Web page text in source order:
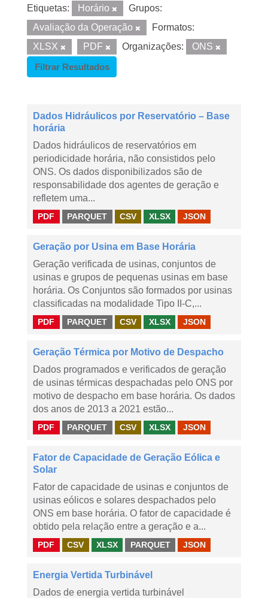
Etiquetas: Horário
Grupos:
Avaliação da Operação
Formatos:
XLSX
PDF Organizações:
ONS
Filtrar Resultados
Dados Hidráulicos por Reservatório – Base
horária
Dados hidráulicos de reservatórios em
periodicidade horária, não consistidos pelo
ONS. Os dados disponibilizados são de
responsabilidade dos agentes de geração e
refletem uma...
PDF PARQUET CSV XLSX JSON
Geração por Usina em Base Horária
Geração verificada de usinas, conjuntos de
usinas e grupos de pequenas usinas em base
horária. Os Conjuntos são formados por usinas
classificadas na modalidade Tipo II-C,...
PDF PARQUET CSV XLSX JSON
Geração Térmica por Motivo de Despacho
Dados programados e verificados de geração
de usinas térmicas despachadas pelo ONS por
motivo de despacho em base horária. Os dados
dos anos de 2013 a 2021 estão...
PDF PARQUET CSV XLSX JSON
Fator de Capacidade de Geração Eólica e
Solar
Fator de capacidade de usinas e conjuntos de
usinas eólicos e solares despachados pelo
ONS em base horária. O fator de capacidade é
obtido pela relação entre a geração e a...
PDF CSV XLSX PARQUET JSON
Energia Vertida Turbinável
Dados de energia vertida turbinável